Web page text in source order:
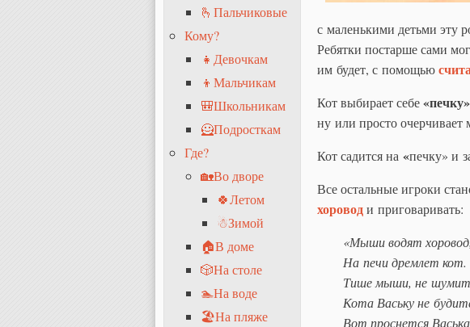
с маленькими детьми эту
Ребятки постарше сами
им будет, с помощью
Кот выбирает себе«печку»
ну или просто очерчивает
Кот садится на «печку» и
Все остальные игроки
хороводи приговаривать:
«Мыши водят хоровод,
На печи дремлет кот.
Тише мыши, не
Кота Ваську не
Вот проснется
🫰Пальчиковые
Кому?
👧Девочкам
👦Мальчикам
🎒Школьникам
🦸Подросткам
Где?
🏡Во дворе
🍀Летом
☃Зимой
🏠В доме
🎲На столе
🏊На воде
🏖На пляже